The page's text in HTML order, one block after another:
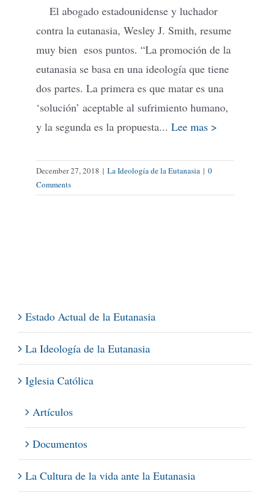
El abogado estadounidense y luchador
contra la eutanasia, Wesley J. Smith, resume
muy bien esos puntos. “La promoción de la
eutanasia se basa en una ideología que tiene
dos partes. La primera es que matar es una
‘solución’ aceptable al sufrimiento humano,
y la segunda es la propuesta... Lee mas >
December 27, 2018 | La Ideología de la Eutanasia | 0
Comments
Estado Actual de la Eutanasia
La Ideología de la Eutanasia
Iglesia Católica
Artículos
Documentos
La Cultura de la vida ante la Eutanasia